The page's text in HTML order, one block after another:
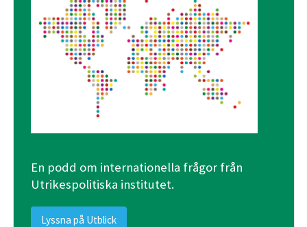
En podd om internationella frågor från
Utrikespolitiska institutet.
Lyssna på Utblick